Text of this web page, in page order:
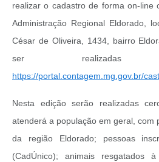
realizar o cadastro de forma on-line
Administração Regional Eldorado,
César de Oliveira, 1434, bairro
ser
https://portal.contagem.mg.gov.br/
Nesta edição serão realizadas
atenderá a população em geral, com
da região Eldorado; pessoas
(CadÚnico); animais resgatados